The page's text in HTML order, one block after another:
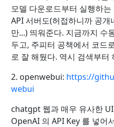
모델 다운로드부터 실행하
API 서버도(허접하니까 공
만...) 띄워준다. 지금까지 수
두고, 주피터 공책에서 코드
로 잘 해뒀다. 역시 검색부터
2. openwebui: https://
webui
chatgpt 웹과 매우 유사한
OpenAI 의 API Key 를 넣어